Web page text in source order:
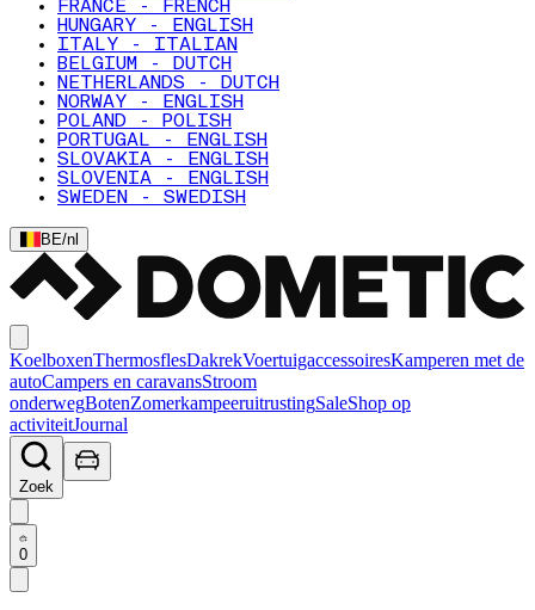
FRANCE - FRENCH
HUNGARY - ENGLISH
ITALY - ITALIAN
BELGIUM - DUTCH
NETHERLANDS - DUTCH
NORWAY - ENGLISH
POLAND - POLISH
PORTUGAL - ENGLISH
SLOVAKIA - ENGLISH
SLOVENIA - ENGLISH
SWEDEN - SWEDISH
BE/nl
KoelboxenThermosflesDakrekVoertuigaccessoiresKamperen met de
autoCampers en caravansStroom
onderwegBotenZomerkampeeruitrustingSaleShop op
activiteitJournal
Zoek
0